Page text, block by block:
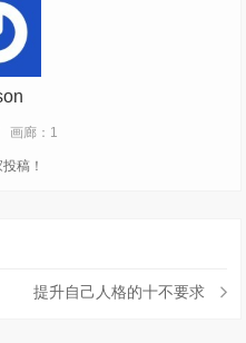
画廊：1
稿！
提升自己人格的十不要求